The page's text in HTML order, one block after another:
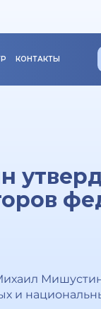
КОНТАКТЫ
и